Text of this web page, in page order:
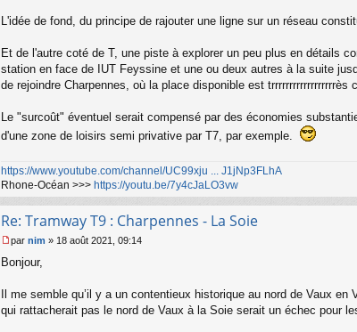
L'idée de fond, du principe de rajouter une ligne sur un réseau
Et de l'autre coté de T, une piste à explorer un peu plus en détails
station en face de IUT Feyssine et une ou deux autres à la suite
de rejoindre Charpennes, où la place disponible est
Le "surcoût" éventuel serait compensé par des économies
d'une zone de loisirs semi privative par T7, par exemple.
https://www.youtube.com/channel/UC99xju ... J1jNp3FLhA
Rhone-Océan >>> https://youtu.be/7y4cJaLO3vw
Re: Tramway T9 : Charpennes - La Soie
e
s
a
g
par nim » 18 août 2021, 09:14
Bonjour,
Il me semble qu’il y a un contentieux historique au nord de Vaux
qui rattacherait pas le nord de Vaux à la Soie serait un échec pour